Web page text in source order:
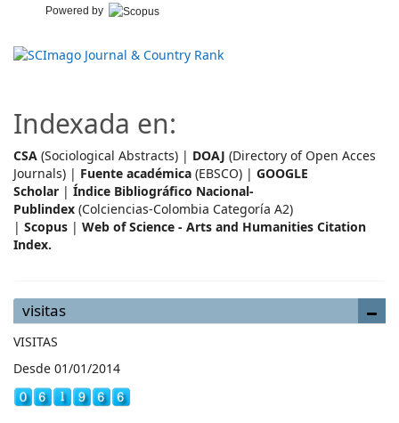
Powered by
Indexada en:
CSA (Sociological Abstracts) | DOAJ (Directory of Open Acces
Journals) | Fuente académica (EBSCO) | GOOGLE
Scholar | Índice Bibliográfico Nacional-
Publindex (Colciencias-Colombia Categoría A2)
| Scopus | Web of Science - Arts and Humanities Citation
Index.
visitas
VISITAS
Desde 01/01/2014